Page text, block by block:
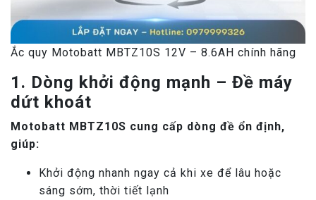
Ắc quy Motobatt MBTZ10S 12V – 8.6AH chính hãng
1. Dòng khởi động mạnh – Đề máy
dứt khoát
Motobatt MBTZ10S cung cấp dòng đề ổn định,
giúp:
Khởi động nhanh ngay cả khi xe để lâu hoặc
sáng sớm, thời tiết lạnh